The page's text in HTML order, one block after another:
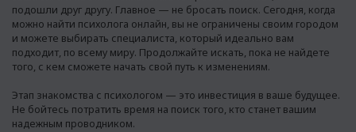
подошли друг другу. Главное — не бросать поиск. Сегодня, когда
можно найти психолога онлайн, вы не ограничены своим городом
и можете выбирать специалиста, который идеально вам
подходит, по всему миру. Продолжайте искать, пока не найдете
того, с кем сможете начать свой путь к изменениям.
Этап знакомства с психологом — это инвестиция в ваше будущее.
Не бойтесь потратить время на поиск того, кто станет вашим
надежным проводником.